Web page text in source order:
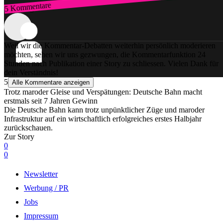
5 Kommentare
Zum Login
Weil wir die Kommentar-Debatten weiterhin persönlich moderieren
möchten, sehen wir uns gezwungen, die Kommentarfunktion 24
Stunden nach Publikation einer Story zu schliessen. Vielen Dank für
dein Verständnis!
5 Alle Kommentare anzeigen
Trotz maroder Gleise und Verspätungen: Deutsche Bahn macht
erstmals seit 7 Jahren Gewinn
Die Deutsche Bahn kann trotz unpünktlicher Züge und maroder
Infrastruktur auf ein wirtschaftlich erfolgreiches erstes Halbjahr
zurückschauen.
Zur Story
0
0
Newsletter
Werbung / PR
Jobs
Impressum